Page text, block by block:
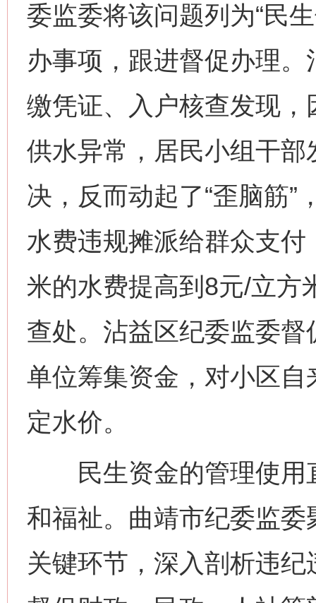
委监委将该问题列为“民
办事项，跟进督促办理
缴凭证、入户核查发现
供水异常，居民小组干
决，反而动起了“歪脑筋”
水费违规摊派给群众支
米的水费提高到8元/立方
查处。沾益区纪委监委
单位筹集资金，对小区
定水价。
民生资金的管理使用
和福祉。曲靖市纪委监
关键环节，深入剖析违